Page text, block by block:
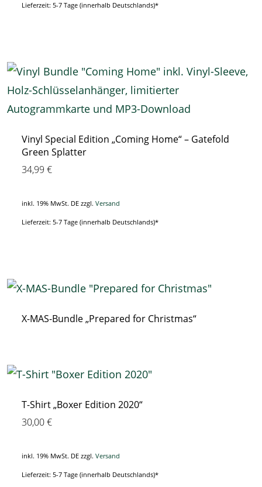
Lieferzeit: 5-7 Tage (innerhalb Deutschlands)*
Vinyl Special Edition „Coming Home“ – Gatefold
Green Splatter
34,99 €
inkl. 19% MwSt. DE zzgl. Versand
Lieferzeit: 5-7 Tage (innerhalb Deutschlands)*
X-MAS-Bundle „Prepared for Christmas“
T-Shirt „Boxer Edition 2020“
30,00€
inkl. 19% MwSt. DE zzgl. Versand
Lieferzeit: 5-7 Tage (innerhalb Deutschlands)*